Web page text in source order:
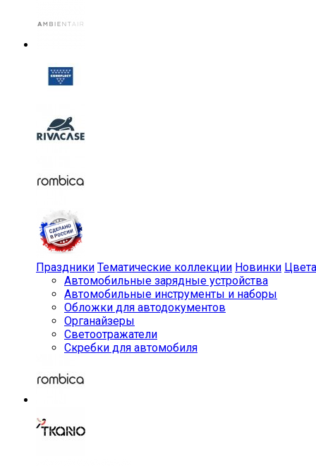
Праздники Тематические коллекции Новинки Цвета
Автомобильные зарядные устройства
Автомобильные инструменты и наборы
Обложки для автодокументов
Органайзеры
Светоотражатели
Скребки для автомобиля